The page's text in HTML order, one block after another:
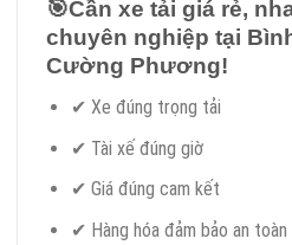
🎯Cần xe tải giá rẻ,
chuyên nghiệp tại
Cường Phương!
✔ Xe đúng trọng tải
✔ Tài xế đúng giờ
✔ Giá đúng cam kết
✔ Hàng hóa đảm bảo an